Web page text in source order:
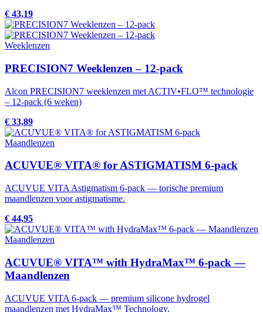
€ 43,19
Weeklenzen
PRECISION7 Weeklenzen – 12-pack
Alcon PRECISION7 weeklenzen met ACTIV•FLO™ technologie
– 12-pack (6 weken)
€ 33,89
Maandlenzen
ACUVUE® VITA® for ASTIGMATISM 6-pack
ACUVUE VITA Astigmatism 6-pack — torische premium
maandlenzen voor astigmatisme.
€ 44,95
Maandlenzen
ACUVUE® VITA™ with HydraMax™ 6-pack —
Maandlenzen
ACUVUE VITA 6-pack — premium silicone hydrogel
maandlenzen met HydraMax™ Technology.